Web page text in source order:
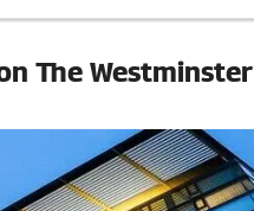
The Westminster